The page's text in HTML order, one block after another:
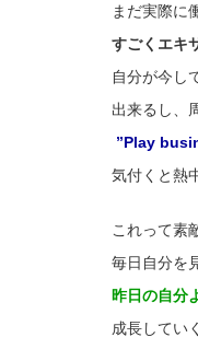
まだ実際に
すごくエキ
自分が今し
出来るし、
”Play
気付くと熱
これって素
毎日自分を
昨日の自分
成長してい